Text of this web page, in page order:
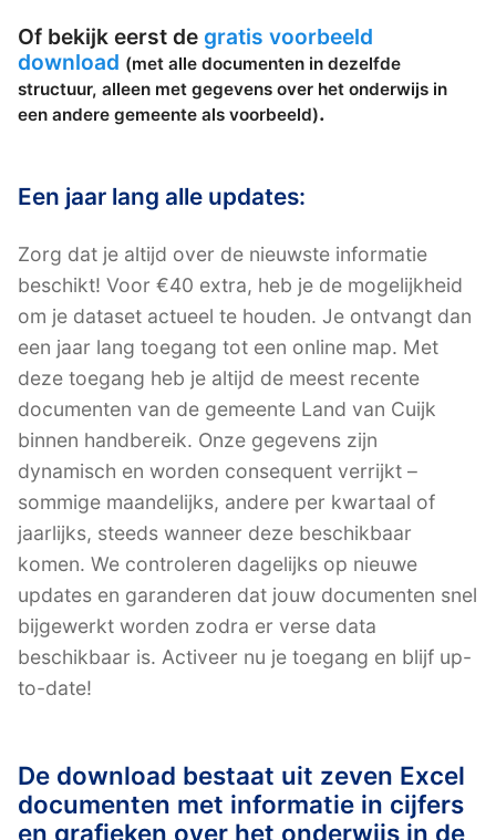
Of bekijk eerst de gratis voorbeeld
download (met alle documenten in dezelfde
structuur, alleen met gegevens over het onderwijs in
een andere gemeente als voorbeeld).
Een jaar lang alle updates:
Zorg dat je altijd over de nieuwste informatie
beschikt! Voor €40 extra, heb je de mogelijkheid
om je dataset actueel te houden. Je ontvangt dan
een jaar lang toegang tot een online map. Met
deze toegang heb je altijd de meest recente
documenten van de gemeente Land van Cuijk
binnen handbereik. Onze gegevens zijn
dynamisch en worden consequent verrijkt –
sommige maandelijks, andere per kwartaal of
jaarlijks, steeds wanneer deze beschikbaar
komen. We controleren dagelijks op nieuwe
updates en garanderen dat jouw documenten snel
bijgewerkt worden zodra er verse data
beschikbaar is. Activeer nu je toegang en blijf up-
to-date!
De download bestaat uit zeven Excel
documenten met informatie in cijfers
en grafieken over het onderwijs in de